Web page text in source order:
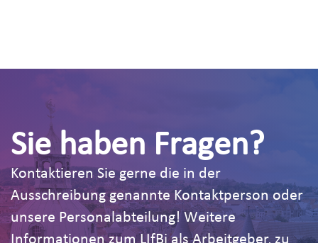
Sie haben Fragen?
Kontaktieren Sie gerne die in der
Ausschreibung genannte Kontaktperson oder
unsere Personalabteilung! Weitere
Informationen zum LIfBi als Arbeitgeber, zu